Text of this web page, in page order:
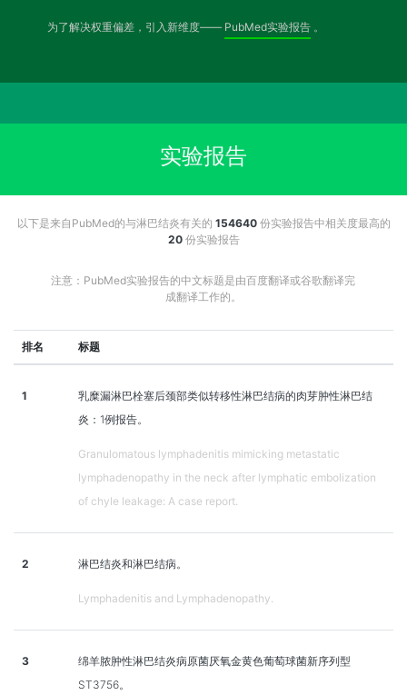
为了解决权重偏差，引入新维度—— PubMed实验报告 。
实验报告
以下是来自PubMed的与淋巴结炎有关的 154640份实验报告中相关度最高的
20份实验报告
注意：PubMed实验报告的中文标题是由百度翻译或谷歌翻译完
成翻译工作的。
排名 标题
1
乳糜漏淋巴栓塞后颈部类似转移性淋巴结病的肉芽肿性淋巴结
炎：1例报告。
Granulomatous lymphadenitis mimicking metastatic
lymphadenopathy in the neck after lymphatic embolization
of chyle leakage: A case report.
2 淋巴结炎和淋巴结病。
Lymphadenitis and Lymphadenopathy.
3
绵羊脓肿性淋巴结炎病原菌厌氧金黄色葡萄球菌新序列型
ST3756。